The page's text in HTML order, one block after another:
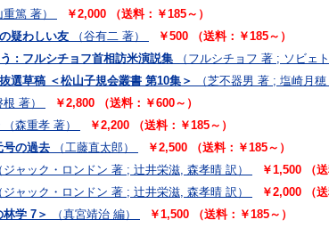
重篤 著）
￥2,000 （送料：￥185～）
疑わしい友
（谷有二 著）
￥500 （送料：￥185～）
: フルシチョフ首相訪米演説集
（フルシチョフ 著 ; ソビェ
選草稿 ＜松山子規会叢書 第10集＞
（芝不器男 著 ; 塩崎月穂
根 著）
￥2,800 （送料：￥600～）
（森重孝 著）
￥2,200 （送料：￥185～）
号の過去
（工藤直太郎）
￥2,500 （送料：￥185～）
ジャック・ロンドン 著 ; 辻井栄滋, 森孝晴 訳）
￥1,500 （
ジャック・ロンドン 著 ; 辻井栄滋, 森孝晴 訳）
￥2,000 （
学 7＞
（真宮靖治 編） ￥1,500 （送料：￥185～）